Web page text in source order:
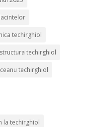
techirghiol
techirghiol
techirghiol
la techirghiol